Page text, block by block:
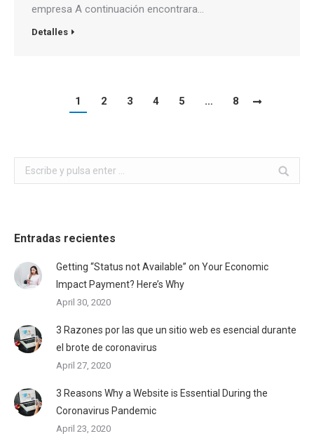
empresa A continuación encontrara…
Detalles
1 2 3 4 5 … 8
Buscar:
Entradas recientes
Getting “Status not Available” on Your Economic
Impact Payment? Here’s Why
April 30, 2020
3 Razones por las que un sitio web es esencial durante
el brote de coronavirus
April 27, 2020
3 Reasons Why a Website is Essential During the
Coronavirus Pandemic
April 23, 2020